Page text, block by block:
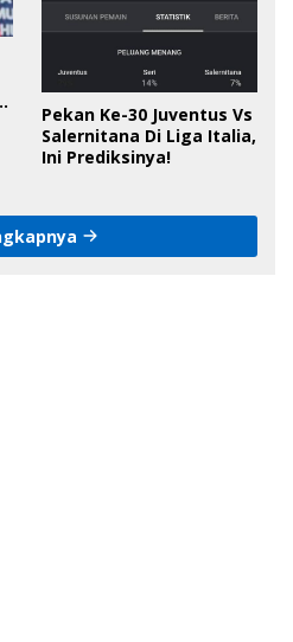
Pekan Ke-30 Juventus Vs
Salernitana Di Liga Italia,
Ini Prediksinya!